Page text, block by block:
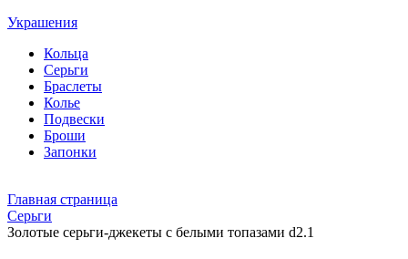
Украшения
Кольца
Серьги
Браслеты
Колье
Подвески
Броши
Запонки
Главная страница
Серьги
Золотые серьги-джекеты с белыми топазами d2.1